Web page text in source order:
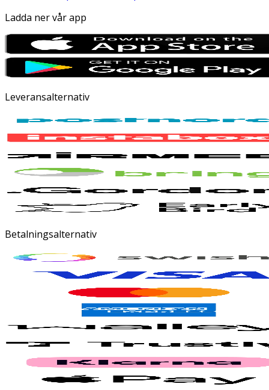
Ladda ner vår app
Leveransalternativ
Betalningsalternativ